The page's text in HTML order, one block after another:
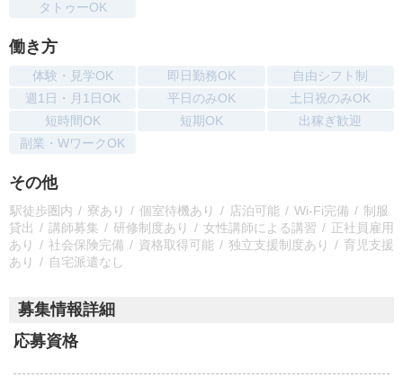
タトゥーOK
働き方
体験・見学OK 即日勤務OK
自由シフト制
週1日・月1日OK
平日のみOK
土日祝のみOK
短時間OK
短期OK
出稼ぎ歓迎
副業・WワークOK
その他
駅徒歩圏内 寮あり 個室待機あり 店泊可能 Wi-Fi完備
制服
貸出
講師募集 研修制度あり 女性講師による講習
正社員雇用
あり
社会保険完備 資格取得可能 独立支援制度あり
育児支援
あり
自宅派遣なし
募集情報詳細
応募資格